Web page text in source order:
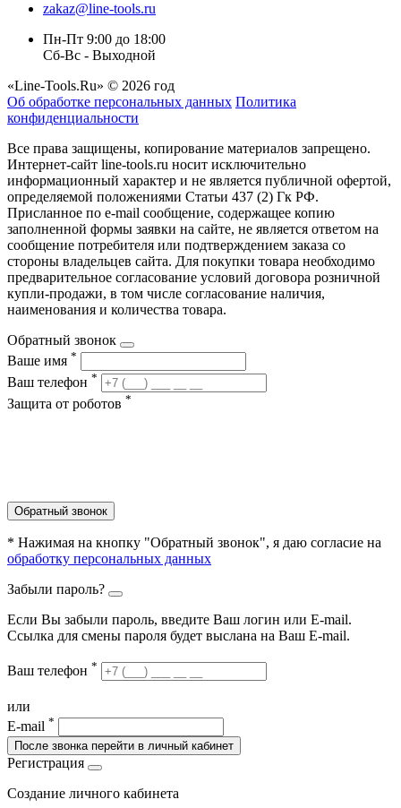
zakaz@line-tools.ru
Пн-Пт 9:00 до 18:00
Сб-Вс - Выходной
«Line-Tools.Ru» © 2026 год
Об обработке персональных данных Политика
конфиденциальности
Все права защищены, копирование материалов запрещено.
Интернет-сайт line-tools.ru носит исключительно
информационный характер и не является публичной офертой,
определяемой положениями Статьи 437 (2) Гк РФ.
Присланное по e-mail сообщение, содержащее копию
заполненной формы заявки на сайте, не является ответом на
сообщение потребителя или подтверждением заказа со
стороны владельцев сайта. Для покупки товара необходимо
предварительное согласование условий договора розничной
купли-продажи, в том числе согласование наличия,
наименования и количества товара.
Обратный звонок
Ваше имя *
Ваш телефон *
Защита от роботов *
Обратный звонок
* Нажимая на кнопку "Обратный звонок", я даю согласие на
обработку персональных данных
Забыли пароль?
Если Вы забыли пароль, введите Ваш логин или Е-mail.
Ссылка для смены пароля будет выслана на Ваш E-mail.
Ваш телефон *
или
E-mail *
После звонка перейти в личный кабинет
Регистрация
Создание личного кабинета